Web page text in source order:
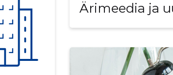
Ärimeedia ja